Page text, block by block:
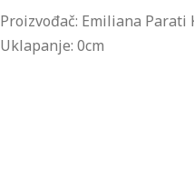
Proizvođač: Emiliana Parati
Uklapanje: 0cm